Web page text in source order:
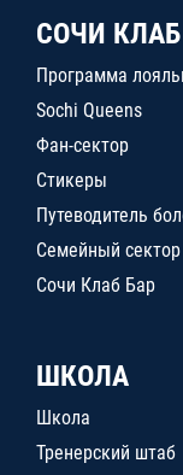
СОЧИ КЛАБ
Программа
Sochi Queens
Фан-сектор
Стикеры
Путеводитель
Семейный сектор
Сочи Клаб Бар
ШКОЛА
Школа
Тренерский штаб